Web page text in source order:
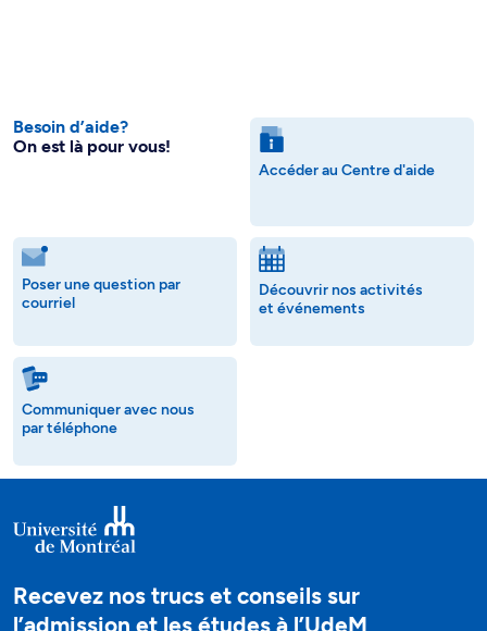
Besoin d’aide?
On est là pour vous!
Accéder au Centre d'aide
Poser une question par
courriel
Découvrir nos activités
et événements
Communiquer avec nous
par téléphone
Recevez nos trucs et conseils sur
l’admission et les études à l’UdeM